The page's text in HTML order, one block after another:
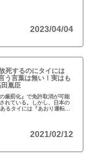
2023/04/04
死するのにタイには
う言葉は無い！実はも
胤臣
厳罰化』で免許取消が可能
れている。しかし、日本の
るタイには『あおり運転』
2021/02/12